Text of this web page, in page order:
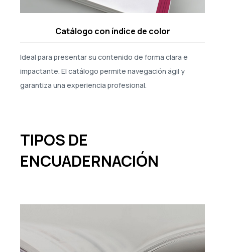
Catálogo con índice de color
Ideal para presentar su contenido de forma clara e
impactante. El catálogo permite navegación ágil y
garantiza una experiencia profesional.
TIPOS DE
ENCUADERNACIÓN